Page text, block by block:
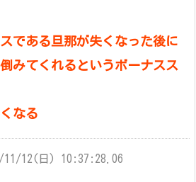
である旦那が失くなった後に
みてくれるというボーナスス
なる
11/12(日) 10:37:28.06